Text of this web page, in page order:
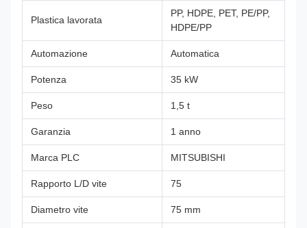
Plastica lavorata
PP, HDPE, PET, PE/PP,
HDPE/PP
Automazione Automatica
Potenza 35 kW
Peso 1,5 t
Garanzia 1 anno
Marca PLC MITSUBISHI
Rapporto L/D vite 75
Diametro vite 75 mm